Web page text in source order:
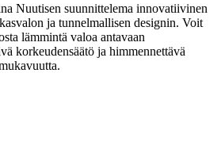
Nuutisen suunnittelema innovatiivinen
ja tunnelmallisen designin. Voit
lämmintä valoa antavaan
korkeudensäätö ja himmennettävä